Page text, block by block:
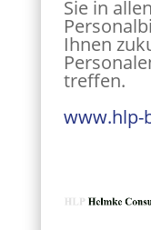
Sie in
Ihnen
treffen.
www.hlp-